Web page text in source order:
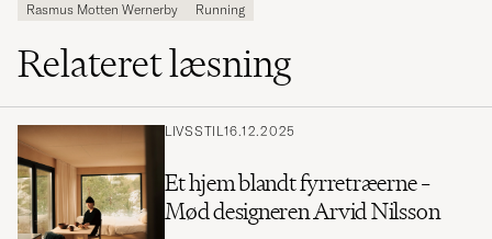
Rasmus Motten Wernerby
Running
Relateret læsning
LIVSSTIL16.12.2025
Et hjem blandt fyrretræerne –
Mød designeren Arvid Nilsson